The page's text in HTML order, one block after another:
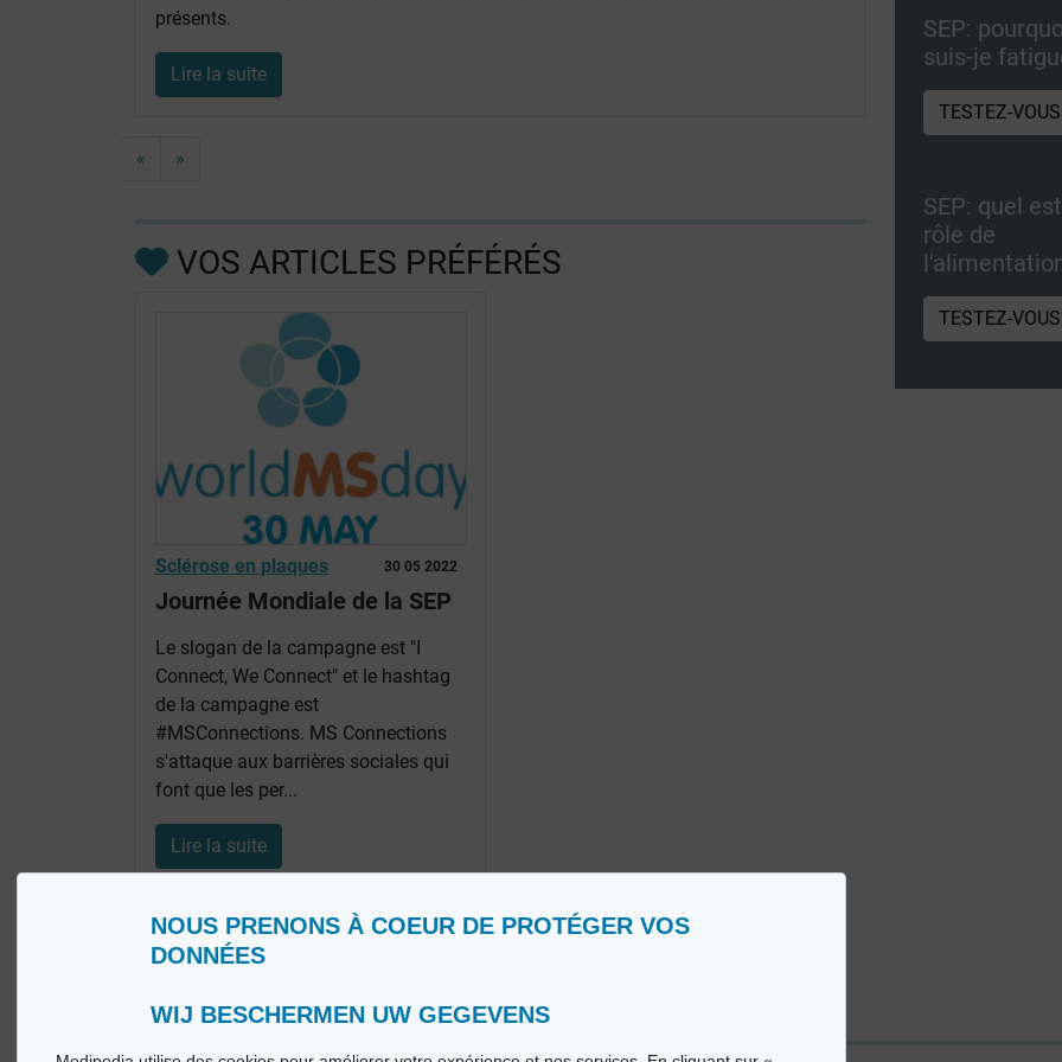
NOUS PRENONS À COEUR DE PROTÉGER VOS
DONNÉES
WIJ BESCHERMEN UW GEGEVENS
présents.
Lire la suite
« »
VOS ARTICLES PRÉFÉRÉS
30 05 2022
Sclérose en plaques
Journée Mondiale de la SEP
Le slogan de la campagne est "I
Connect, We Connect" et le hashtag
de la campagne est
#MSConnections. MS Connections
s'attaque aux barrières sociales qui
font que les per...
Lire la suite
SEP:
suis-je
TESTEZ-VOUS
SEP: quel
rôle de
TESTEZ-VOUS